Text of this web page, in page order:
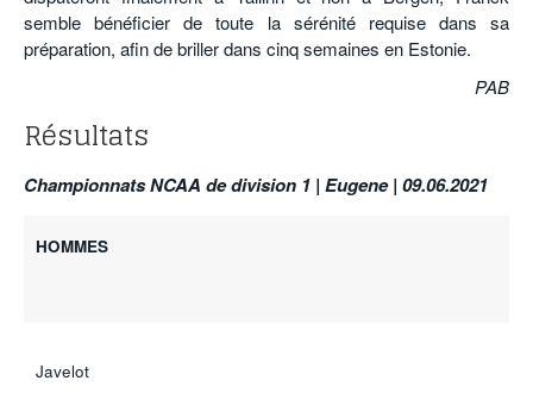
semble bénéficier de toute la sérénité requise dans sa
préparation, afin de briller dans cinq semaines en Estonie.
PAB
Résultats
Championnats NCAA de division 1 | Eugene | 09.06.2021
HOMMES
Javelot